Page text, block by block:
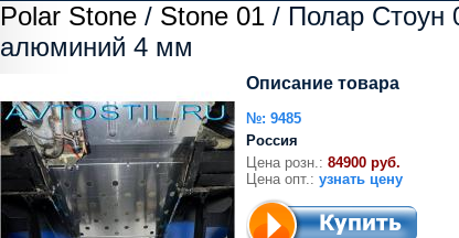
Polar Stone / Stone 01 / Полар Стоун
алюминий 4 мм
Описание товара
№: 9485
Россия
Цена розн.: 84900 руб.
Цена опт.: узнать цену